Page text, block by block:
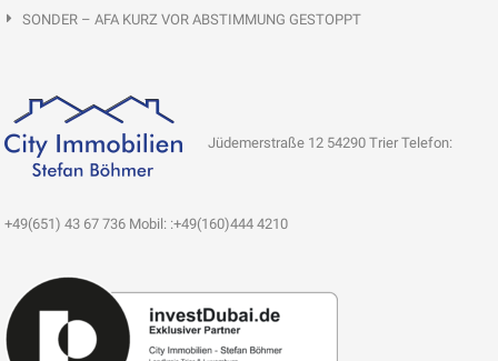
SONDER – AFA KURZ VOR ABSTIMMUNG GESTOPPT
Jüdemerstraße 12 54290 Trier Telefon:
+49(651) 43 67 736 Mobil: :+49(160)444 4210